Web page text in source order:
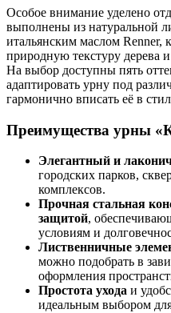
Особое внимание уделено
выполнены из натуральной
итальянским маслом Renner,
природную текстуру дерева
На выбор доступны пять
адаптировать урну под
гармонично вписать её в
Преимущества урны
Элегантный и
городских парков,
комплексов.
Прочная стальная
защитой,
условиям и
Лиственничные
можно подобрать в
оформления
Простота ухода и
идеальным выбором